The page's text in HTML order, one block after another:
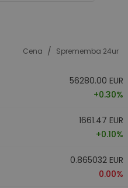
Cena / Sprememba 24ur
56280.00 EUR
+0.30%
1661.47 EUR
+0.10%
0.865032 EUR
0.00%